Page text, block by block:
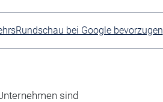
bei Google bevorzugen
sind